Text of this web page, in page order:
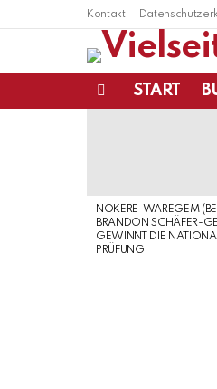
Kontakt
START
NOKERE-WAREGEM
BRANDON SCHÄFER-
GEWINNT DIE
PRÜFUNG